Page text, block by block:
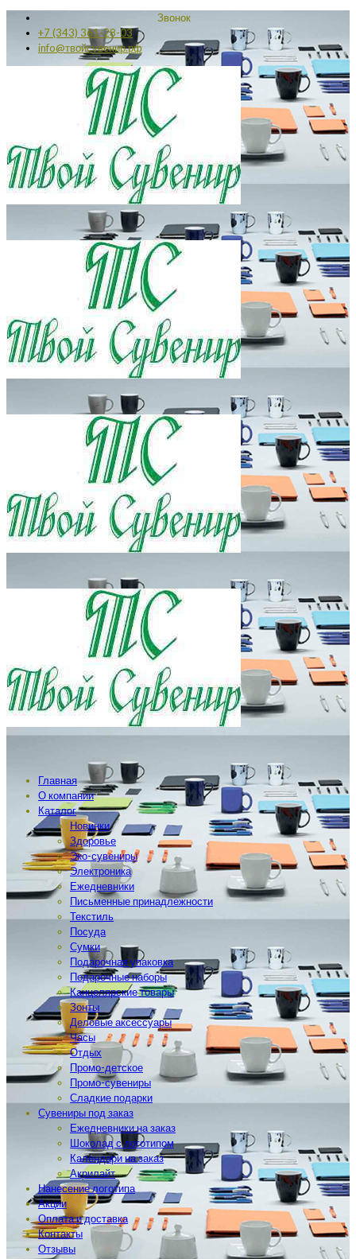
Звонок
+7 (343) 361-28-03
info@твойсувенир.рф
Главная
О компании
Каталог
Новинки
Здоровье
Эко-сувениры
Электроника
Ежедневники
Письменные принадлежности
Текстиль
Посуда
Сумки
Подарочная упаковка
Подарочные наборы
Канцелярские товары
Зонты
Деловые аксессуары
Часы
Отдых
Промо-детское
Промо-сувениры
Сладкие подарки
Сувениры под заказ
Ежедневники на заказ
Шоколад с логотипом
Календари на заказ
Акрилайт
Нанесение логотипа
Акции
Оплата и доставка
Контакты
Отзывы